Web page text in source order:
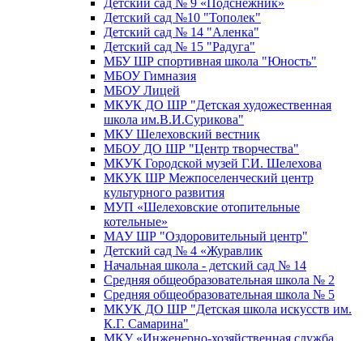
Детский сад №10 "Тополек"
Детский сад № 14 "Аленка"
Детский сад № 15 "Радуга"
МБУ ШР спортивная школа "Юность"
МБОУ Гимназия
МБОУ Лицей
МКУК ДО ШР "Детская художественная
школа им.В.И.Сурикова"
МКУ Шелеховский вестник
МБОУ ДО ШР "Центр творчества"
МКУК Городской музей Г.И. Шелехова
МКУК ШР Межпоселенческий центр
культурного развития
МУП «Шелеховские отопительные
котельные»
МАУ ШР "Оздоровительный центр"
Детский сад № 4 «Журавлик
Начальная школа - детский сад № 14
Средняя общеобразовательная школа № 2
Средняя общеобразовательная школа № 5
МКУК ДО ШР "Детская школа искусств им.
К.Г. Самарина"
МКУ «Инженерно-хозяйственная служба